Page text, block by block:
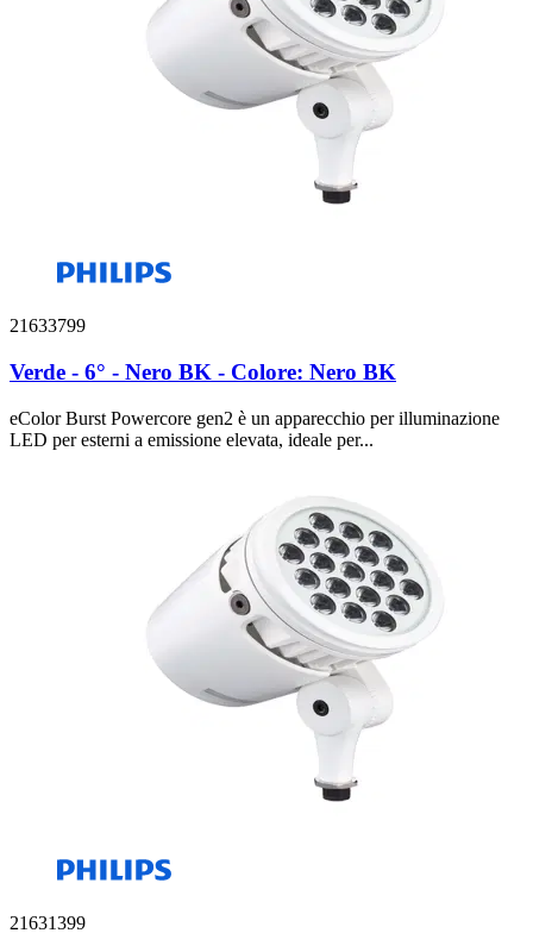
21633799
Verde - 6° - Nero BK - Colore: Nero BK
eColor Burst Powercore gen2 è un apparecchio per illuminazione
LED per esterni a emissione elevata, ideale per...
21631399